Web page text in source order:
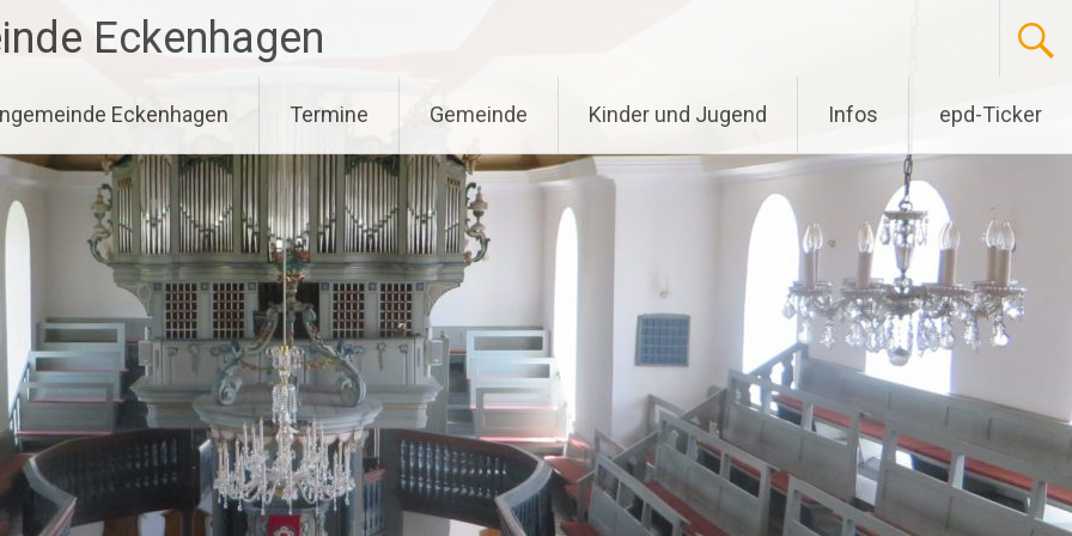
Eckenhagen
Eckenhagen Termine Gemeinde Kinder und Jugend Infos epd-Ticker